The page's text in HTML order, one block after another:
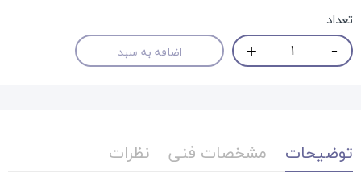
تعداد
اضافه به سبد
توضیحات مشخصات فنی نظرات